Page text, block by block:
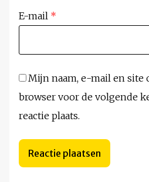
E-mail *
Mijn naam, e-mail en site
browser voor de volgende
reactie plaats.